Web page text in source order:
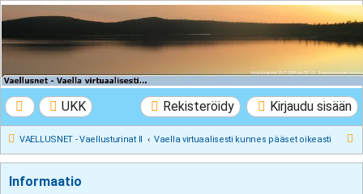
VAELLUSNET -
Vaellusturinat II
UKK Kirjaudu sisään
Rekisteröidy
VAELLUSNET - Vaellusturinat II Vaella virtuaalisesti kunnes pääset oikeasti
Informaatio